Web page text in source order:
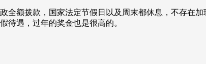
额拨款，国家法定节假日以及周末都休息，不存在加
待遇，过年的奖金也是很高的。